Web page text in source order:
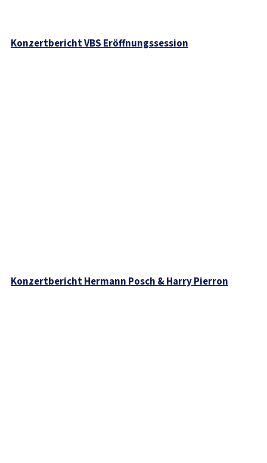
Konzertbericht VBS Eröffnungssession
Konzertbericht Hermann Posch & Harry Pierron